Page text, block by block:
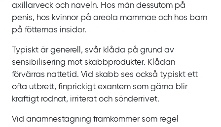
axillarveck och naveln. Hos män dessutom på
penis, hos kvinnor på areola mammae och hos barn
på fötternas insidor.
Typiskt är generell, svår klåda på grund av
sensibilisering mot skabbprodukter. Klådan
förvärras nattetid. Vid skabb ses också typiskt ett
ofta utbrett, finprickigt exantem som gärna blir
kraftigt rodnat, irriterat och sönderrivet.
Vid anamnestagning framkommer som regel